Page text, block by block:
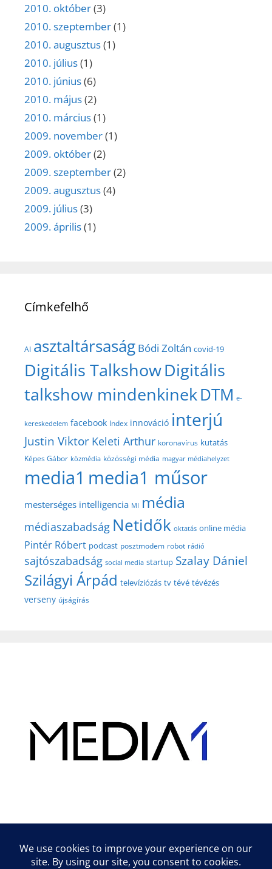
2010. október(3)
2010. szeptember(1)
2010. augusztus(1)
2010. július(1)
2010. június(6)
2010. május(2)
2010. március(1)
2009. november(1)
2009. október(2)
2009. szeptember(2)
2009. augusztus(4)
2009. július(3)
2009. április(1)
Címkefelhő
AI asztaltársaság Bódi Zoltán covid-19
Digitális TalkshowDigitális
talkshow mindenkinekDTM e-
kereskedelem facebook Index innováció interjú
Justin Viktor Keleti Arthur koronavírus kutatás
Képes Gábor közmédia közösségi média magyar médiahelyzet
media1 media1 műsor
mesterséges intelligencia MI média
médiaszabadság Netidők oktatás online média
Pintér Róbert podcast posztmodem robot rádió
sajtószabadság social media startup Szalay Dániel
Szilágyi Árpád televíziózás tv tévé tévézés
verseny újságírás